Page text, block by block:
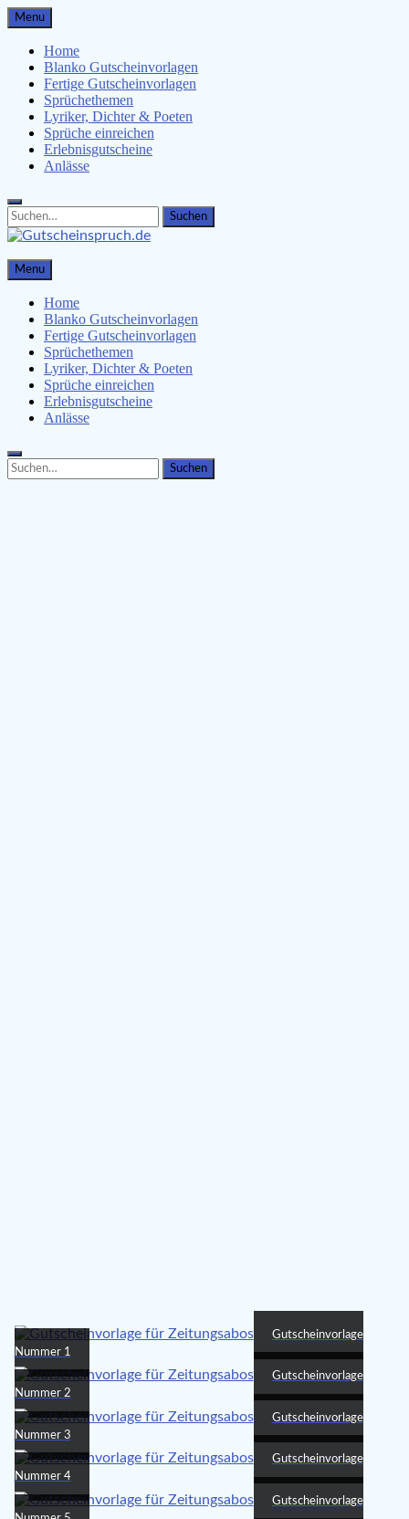
Skip
to
content
Menu
Home
Blanko Gutscheinvorlagen
Fertige Gutscheinvorlagen
Sprüchethemen
Lyriker, Dichter & Poeten
Sprüche einreichen
Erlebnisgutscheine
Anlässe
Search
for:
Search
Gutscheinspruch.de
Gutscheinsprüche & Gutscheinvorlagen finden
Menu
Home
Blanko Gutscheinvorlagen
Fertige Gutscheinvorlagen
Sprüchethemen
Lyriker, Dichter & Poeten
Sprüche einreichen
Erlebnisgutscheine
Anlässe
Search
for:
Search
Gutscheinvorlage
Nummer 1
Gutscheinvorlage
Nummer 2
Gutscheinvorlage
Nummer 3
Gutscheinvorlage
Nummer 4
Gutscheinvorlage